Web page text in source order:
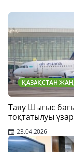
ҚАЗАҚСТАН
Таяу Шығыс
тоқтатылуы
23.04.2026